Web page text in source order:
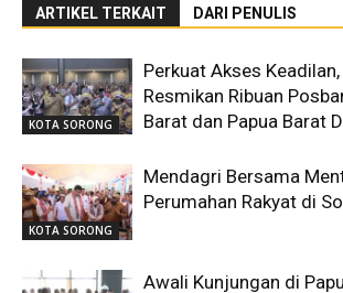
ARTIKEL TERKAIT DARI PENULIS
KOTA SORONG
Perkuat Akses
Resmikan Ribuan
Barat dan Papua Barat
KOTA SORONG
Mendagri Bersama
Perumahan Rakyat di
Awali Kunjungan di